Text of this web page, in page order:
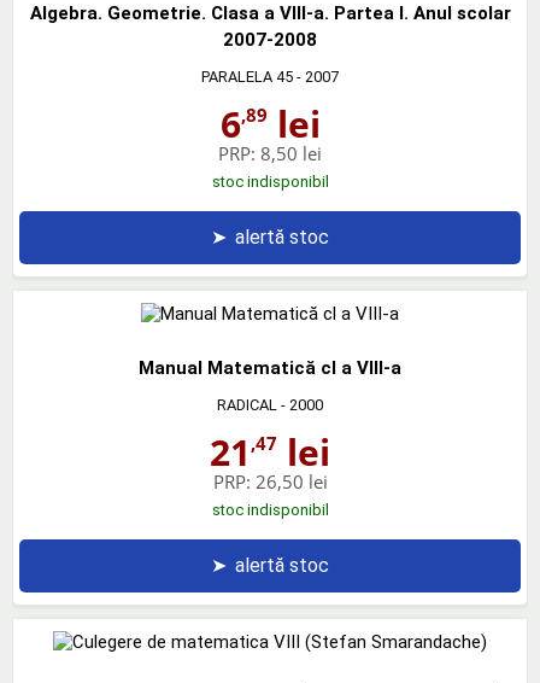
Algebra. Geometrie. Clasa a VIII-a. Partea I. Anul scolar
2007-2008
PARALELA 45 - 2007
6,89 lei
PRP: 8,50 lei
stoc indisponibil
➤ alertă stoc
Manual Matematică cl a VIII-a
RADICAL - 2000
21 ,47 lei
PRP: 26,50 lei
stoc indisponibil
➤ alertă stoc